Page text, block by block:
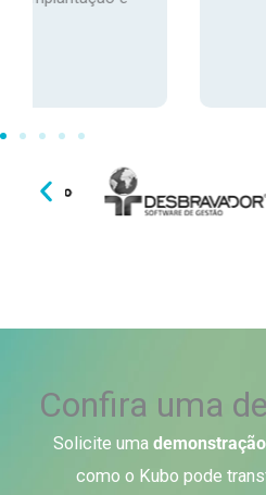
Empresa:
Cristiane Oliveira –
Confira uma
Solicite uma demonstração
como o Kubo pode